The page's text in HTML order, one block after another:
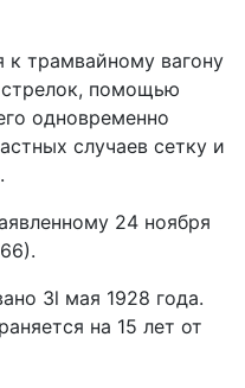
трамвайному вагону
стрелок, помощью
одновременно
случаев сетку и
24 ноября
3l мая 1928 года.
на 15 лет от